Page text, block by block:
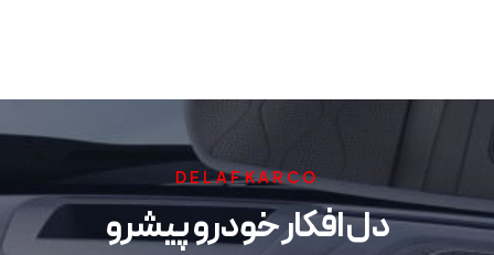
DELAFKARCO
دل افکار خودرو پیشرو